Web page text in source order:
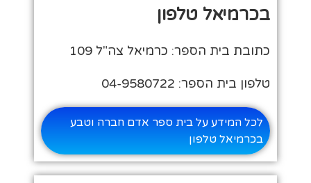
בכרמיאל טלפון
כתובת בית הספר: כרמיאל צה"ל 109
טלפון בית הספר: 04-9580722
לכל המידע על בית ספר אדם חברה וטבע
בכרמיאל טלפון